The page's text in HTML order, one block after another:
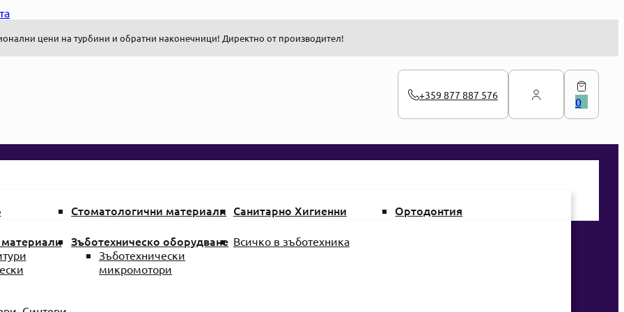
цени на турбини и обратни наконечници! Директно от производител!
+359 877 887 576
0
хигиена
на
скенери и
Стоматологични материали
средства
Борери и Фрези
Ендодонтия
Естетична Стоматология
Санитарно Хигиенни
Дезинфектанти
Ортодонтия
Зъботехническо оборудване
Зъботехнически
микромотори
Всичко в зъботехника